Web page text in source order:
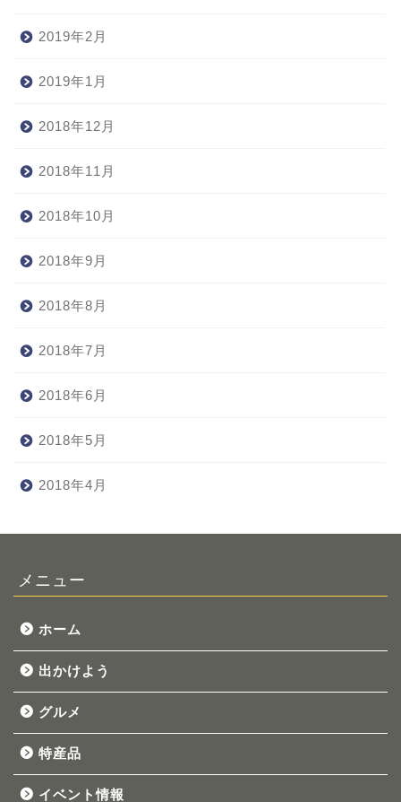
2019年2月
2019年1月
2018年12月
2018年11月
2018年10月
2018年9月
2018年8月
2018年7月
2018年6月
2018年5月
2018年4月
メニュー
ホーム
出かけよう
グルメ
特産品
イベント情報